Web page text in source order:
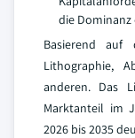
die Dominanz
Basierend
Lithographie,
anderen. Das
Marktanteil im
2026 bis 2035